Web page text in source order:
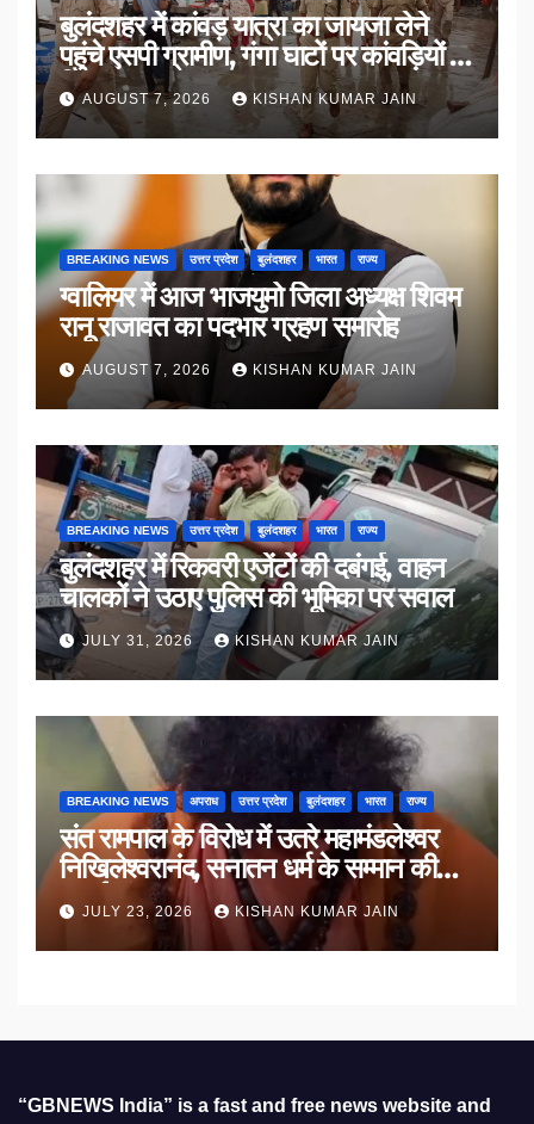
बुलंदशहर में कांवड़ यात्रा का जायजा लेने
पहुंचे एसपी ग्रामीण, गंगा घाटों पर कांवड़ियों से
किया संवाद
AUGUST 7, 2026 KISHAN KUMAR JAIN
BREAKING NEWS उत्तर प्रदेश बुलंदशहर भारत राज्य
ग्वालियर में आज भाजयुमो जिला अध्यक्ष शिवम
रानू राजावत का पदभार ग्रहण समारोह
AUGUST 7, 2026 KISHAN KUMAR JAIN
BREAKING NEWS उत्तर प्रदेश बुलंदशहर भारत राज्य
बुलंदशहर में रिकवरी एजेंटों की दबंगई, वाहन
चालकों ने उठाए पुलिस की भूमिका पर सवाल
JULY 31, 2026 KISHAN KUMAR JAIN
BREAKING NEWS अपराध उत्तर प्रदेश बुलंदशहर भारत राज्य
संत रामपाल के विरोध में उतरे महामंडलेश्वर
निखिलेश्वरानंद, सनातन धर्म के सम्मान की
उठाई मांग
JULY 23, 2026 KISHAN KUMAR JAIN
“GBNEWS India” is a fast and free news website and